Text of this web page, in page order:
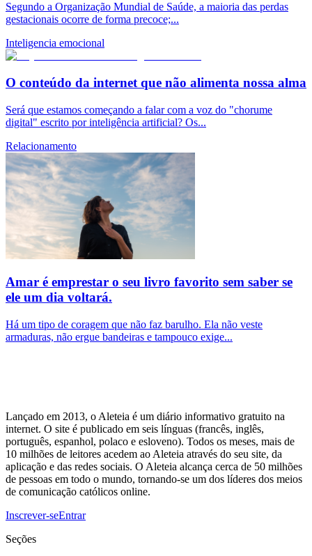
Segundo a Organização Mundial de Saúde, a maioria das perdas
gestacionais ocorre de forma precoce;...
Inteligencia emocional
O conteúdo da internet que não alimenta nossa alma
Será que estamos começando a falar com a voz do "chorume
digital" escrito por inteligência artificial? Os...
Relacionamento
Amar é emprestar o seu livro favorito sem saber se
ele um dia voltará.
Há um tipo de coragem que não faz barulho. Ela não veste
armaduras, não ergue bandeiras e tampouco exige...
Lançado em 2013, o Aleteia é um diário informativo gratuito na
internet. O site é publicado em seis línguas (francês, inglês,
português, espanhol, polaco e esloveno). Todos os meses, mais de
10 milhões de leitores acedem ao Aleteia através do seu site, da
aplicação e das redes sociais. O Aleteia alcança cerca de 50 milhões
de pessoas em todo o mundo, tornando-se um dos líderes dos meios
de comunicação católicos online.
Inscrever-seEntrar
Seções